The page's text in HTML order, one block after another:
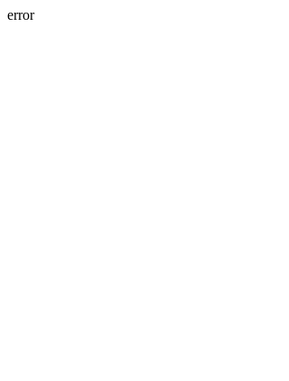
error